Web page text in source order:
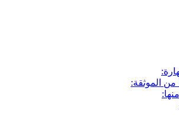
من الموثقة: